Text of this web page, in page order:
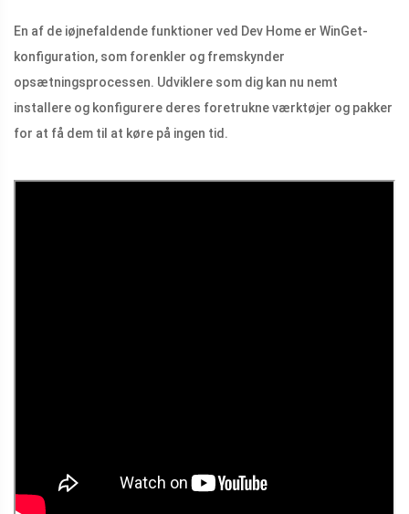
En af de iøjnefaldende funktioner ved Dev Home er WinGet-
konfiguration, som forenkler og fremskynder
opsætningsprocessen. Udviklere som dig kan nu nemt
installere og konfigurere deres foretrukne værktøjer og pakker
for at få dem til at køre på ingen tid.